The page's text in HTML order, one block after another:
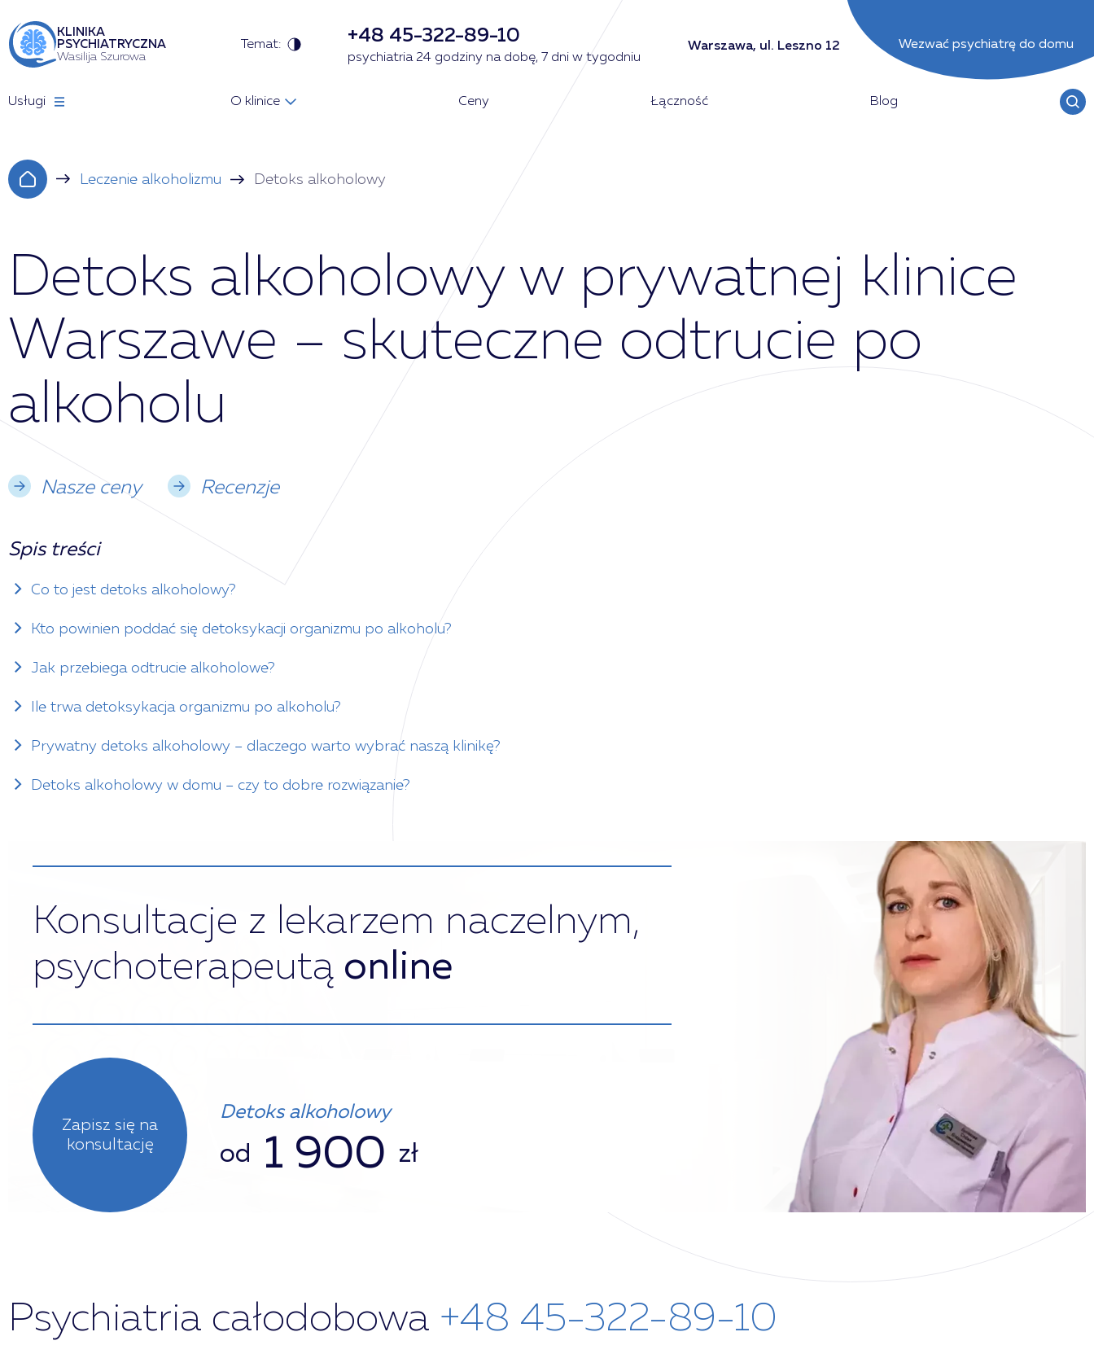
KLINIKA
PSYCHIATRYCZNA
Wasilija Szurowa
Temat: +48 45-322-89-10
psychiatria 24 godziny na dobę, 7 dni w tygodniu
Warszawa, ul. Leszno 12 Wezwać psychiatrę do domu
Usługi O klinice Ceny Łączność Blog
Leczenie alkoholizmu Detoks alkoholowy
Detoks alkoholowy w prywatnej klinice
Warszawe – skuteczne odtrucie po
alkoholu
Nasze ceny Recenzje
Spis treści
Co to jest detoks alkoholowy?
Kto powinien poddać się detoksykacji organizmu po alkoholu?
Jak przebiega odtrucie alkoholowe?
Ile trwa detoksykacja organizmu po alkoholu?
Prywatny detoks alkoholowy – dlaczego warto wybrać naszą klinikę?
Detoks alkoholowy w domu – czy to dobre rozwiązanie?
Konsultacje z lekarzem naczelnym,
psychoterapeutą online
Zapisz się na
konsultację
Detoks alkoholowy
od 1 900 zł
Psychiatria całodobowa +48 45-322-89-10